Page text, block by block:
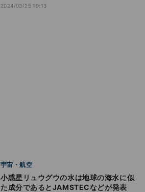
2024/03/25 19:13
宇宙・航空
小惑星リュウグウの水は地球の海水に似
た成分であるとJAMSTECなどが発表